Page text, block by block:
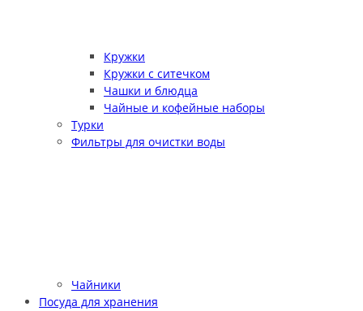
Кружки
Кружки с ситечком
Чашки и блюдца
Чайные и кофейные наборы
Турки
Фильтры для очистки воды
Чайники
Посуда для хранения